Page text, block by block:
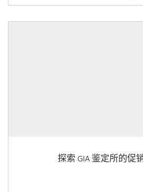
探索 GIA 鉴定所的促